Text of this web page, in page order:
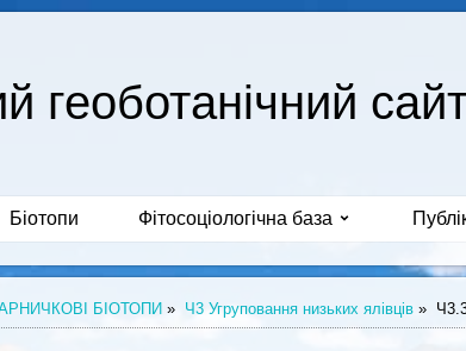
геоботанічний
Біотопи Фітосоціологічна база
БІОТОПИ » Ч3 Угруповання низьких ялівців »